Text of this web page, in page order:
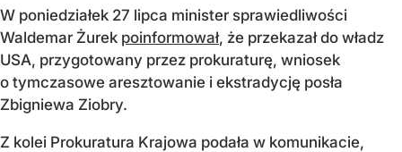
W poniedziałek 27 lipca minister sprawiedliwości
Waldemar Żurek poinformował, że przekazał do władz
USA, przygotowany przez prokuraturę, wniosek
o tymczasowe aresztowanie i ekstradycję posła
Zbigniewa Ziobry.
Z kolei Prokuratura Krajowa podała w komunikacie,